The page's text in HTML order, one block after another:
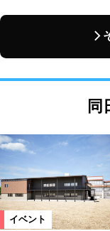
同
イベント